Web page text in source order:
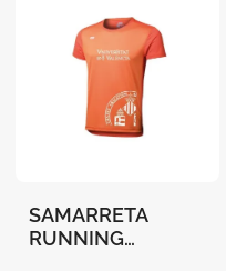
SAMARRETA
RUNNING